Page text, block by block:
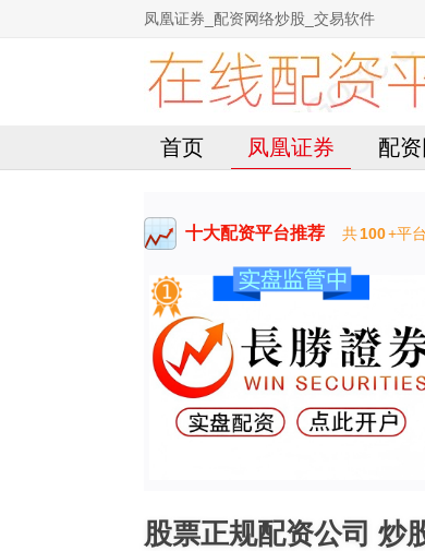
凤凰证券_配资网络炒股_交易软件
首页 凤凰证券 配
十大配资平台推荐 共100+平台
股票正规配资公司 炒